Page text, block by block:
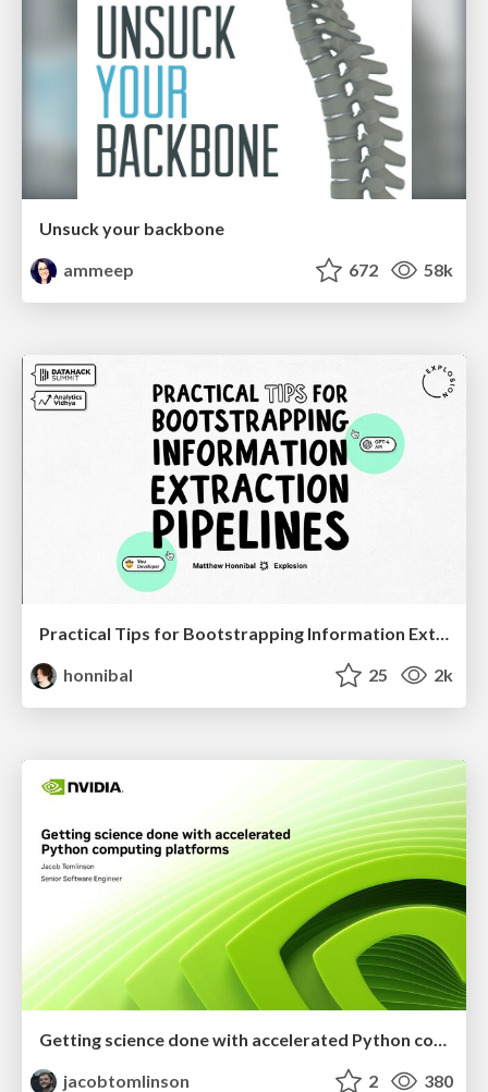
Unsuck your backbone
ammeep
672 58k
Practical Tips for Bootstrapping Information Extraction Pipelines
honnibal
25 2k
jacobtomlinson
2 380